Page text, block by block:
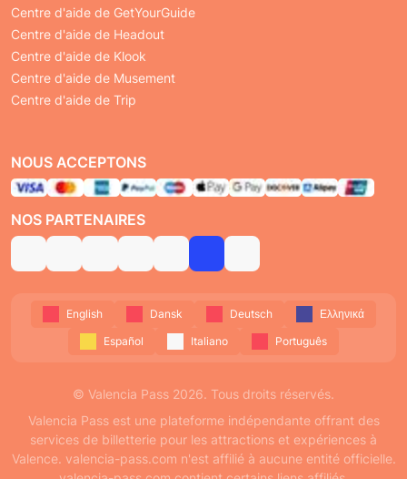
Centre d'aide de GetYourGuide
Centre d'aide de Headout
Centre d'aide de Klook
Centre d'aide de Musement
Centre d'aide de Trip
NOUS ACCEPTONS
NOS PARTENAIRES
English Dansk Deutsch
Ελληνικά
Español
Italiano Português
© Valencia Pass 2026. Tous droits réservés.
Valencia Pass est une plateforme indépendante offrant des
services de billetterie pour les attractions et expériences à
Valence. valencia-pass.com n'est affilié à aucune entité officielle.